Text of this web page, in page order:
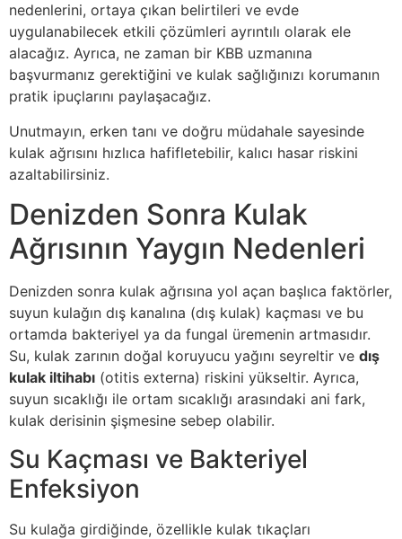
nedenlerini, ortaya çıkan belirtileri ve evde
uygulanabilecek etkili çözümleri ayrıntılı olarak ele
alacağız. Ayrıca, ne zaman bir KBB uzmanına
başvurmanız gerektiğini ve kulak sağlığınızı korumanın
pratik ipuçlarını paylaşacağız.
Unutmayın, erken tanı ve doğru müdahale sayesinde
kulak ağrısını hızlıca hafifletebilir, kalıcı hasar riskini
azaltabilirsiniz.
Denizden Sonra Kulak
Ağrısının Yaygın Nedenleri
Denizden sonra kulak ağrısına yol açan başlıca faktörler,
suyun kulağın dış kanalına (dış kulak) kaçması ve bu
ortamda bakteriyel ya da fungal üremenin artmasıdır.
Su, kulak zarının doğal koruyucu yağını seyreltir ve dış
kulak iltihabı (otitis externa) riskini yükseltir. Ayrıca,
suyun sıcaklığı ile ortam sıcaklığı arasındaki ani fark,
kulak derisinin şişmesine sebep olabilir.
Su Kaçması ve Bakteriyel
Enfeksiyon
Su kulağa girdiğinde, özellikle kulak tıkaçları